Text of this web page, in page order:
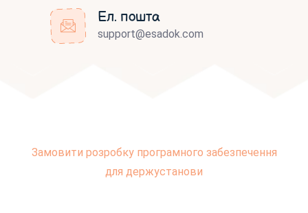
Ел. пошта
support@esadok.com
Замовити розробку програмного забезпечення
для держустанови